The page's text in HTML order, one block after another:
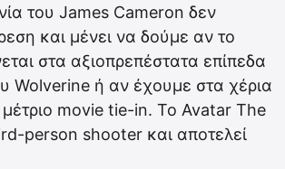
του James Cameron δεν
και μένει να δούμε αν το
στα αξιοπρεπέστατα επίπεδα
Wolverine ή αν έχουμε στα χέρια
movie tie-in. Το Avatar The
person shooter και αποτελεί